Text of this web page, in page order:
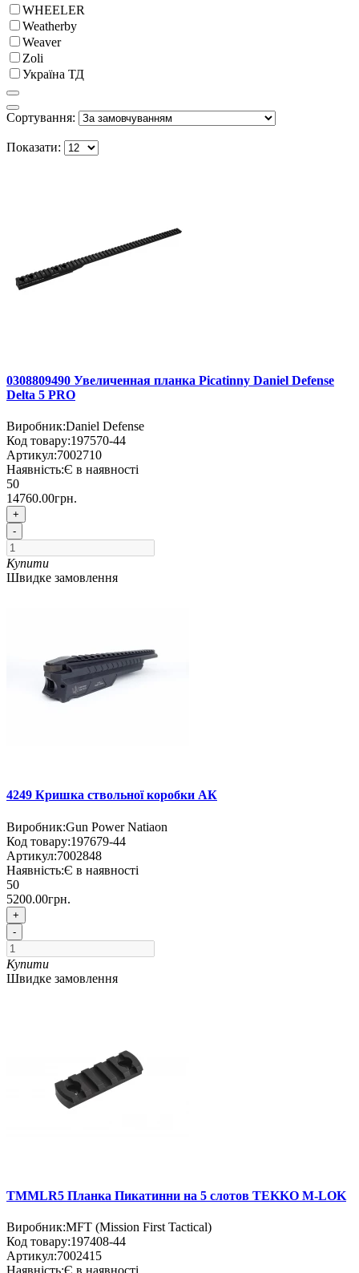
WHEELER
Weatherby
Weaver
Zoli
Україна ТД
Сортування:
Показати:
0308809490 Увеличенная планка Picatinny Daniel Defense
Delta 5 PRO
Виробник:Daniel Defense
Код товару:197570-44
Артикул:7002710
Наявність:Є в наявності
50
14760.00грн.
+
-
Купити
Швидке замовлення
4249 Кришка ствольної коробки АК
Виробник:Gun Power Natiaon
Код товару:197679-44
Артикул:7002848
Наявність:Є в наявності
50
5200.00грн.
+
-
Купити
Швидке замовлення
TMMLR5 Планка Пикатинни на 5 слотов TEKKO M-LOK
Виробник:MFT (Mission First Tactical)
Код товару:197408-44
Артикул:7002415
Наявність:Є в наявності